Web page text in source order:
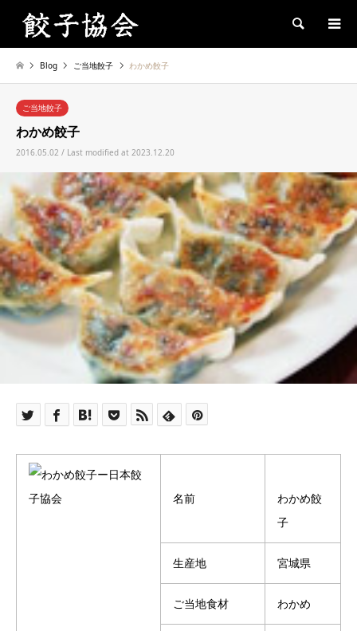
Search
Blog ご当地餃子 わかめ餃子
ご当地餃子
わかめ餃子
2016.05.02 / Last modified at 2023.12.20
名前
わかめ餃
子
生産地 宮城県
ご当地食材 わかめ